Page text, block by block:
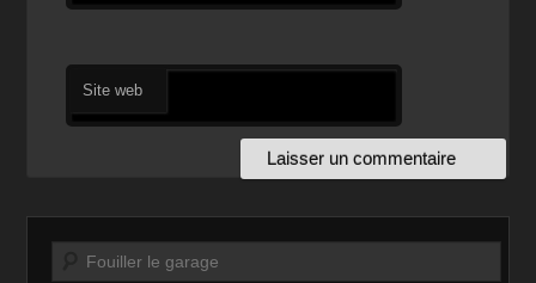
Site web
Recherche